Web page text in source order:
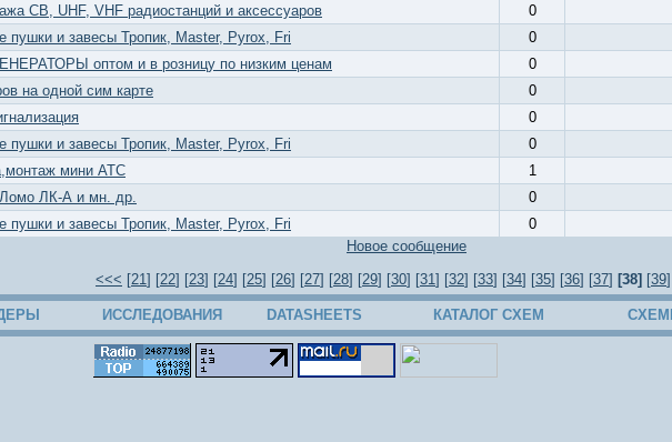
CB, UHF, VHF радиостанций и аксессуаров 0
пушки и завесы Тропик, Master, Pyrox, Fri 0
оптом и в розницу по низким ценам 0
на одной сим карте 0
0
пушки и завесы Тропик, Master, Pyrox, Fri 0
мини АТС 1
ЛК-А и мн. др. 0
пушки и завесы Тропик, Master, Pyrox, Fri 0
Новое сообщение
<<< [21] [22] [23] [24] [25] [26] [27] [28] [29] [30] [31] [32] [33] [34] [35] [36] [37] [38] [39
ИССЛЕДОВАНИЯ DATASHEETS КАТАЛОГ СХЕМ